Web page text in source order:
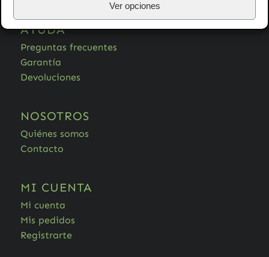
Ver opciones
AYUDA
Preguntas frecuentes
Garantía
Devoluciones
NOSOTROS
Quiénes somos
Contacto
MI CUENTA
Mi cuenta
Mis pedidos
Registrarte